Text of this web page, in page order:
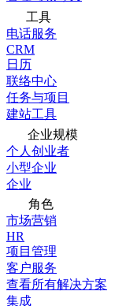
工具
电话服务
CRM
日历
联络中心
任务与项目
建站工具
企业规模
个人创业者
小型企业
企业
角色
市场营销
HR
项目管理
客户服务
查看所有解决方案
集成